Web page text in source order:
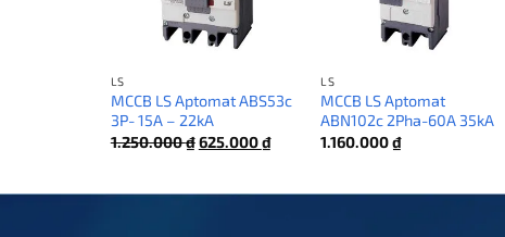
LS
MCCB LS Aptomat ABS53c
3P- 15A – 22kA
1.250.000₫Giá
gốc
625.000₫Giá
hiện
LS
MCCB LS Aptomat
ABN102c 2Pha-60A 35kA
1.160.000₫